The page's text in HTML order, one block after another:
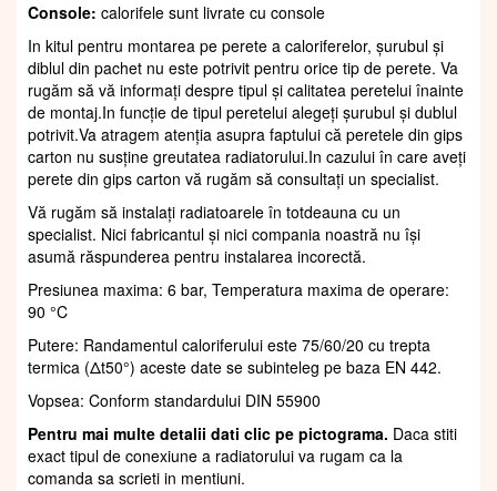
Console: calorifele sunt livrate cu console
In kitul pentru montarea pe perete a caloriferelor, șurubul și
diblul din pachet nu este potrivit pentru orice tip de perete. Va
rugăm să vă informați despre tipul și calitatea peretelui înainte
de montaj.In funcție de tipul peretelui alegeți șurubul și dublul
potrivit.Va atragem atenția asupra faptului că peretele din gips
carton nu susține greutatea radiatorului.In cazului în care aveți
perete din gips carton vă rugăm să consultați un specialist.
Vă rugăm să instalați radiatoarele în totdeauna cu un
specialist. Nici fabricantul și nici compania noastră nu își
asumă răspunderea pentru instalarea incorectă.
Presiunea maxima: 6 bar, Temperatura maxima de operare:
90 °C
Putere: Randamentul caloriferului este 75/60/20 cu trepta
termica (Δt50°) aceste date se subinteleg pe baza EN 442.
Vopsea: Conform standardului DIN 55900
Pentru mai multe detalii dati clic pe pictograma. Daca stiti
exact tipul de conexiune a radiatorului va rugam ca la
comanda sa scrieti in mentiuni.